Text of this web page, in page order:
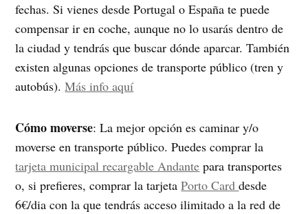
fechas. Si vienes desde Portugal o España te puede
compensar ir en coche, aunque no lo usarás dentro de
la ciudad y tendrás que buscar dónde aparcar. También
existen algunas opciones de transporte público (tren y
autobús).Más info aquí
Cómo moverse: La mejor opción es caminar y/o
moverse en transporte público. Puedes comprar la
tarjeta municipal recargable Andante para transportes
o, si prefieres, comprar la tarjetaPorto Carddesde
6€/dia con la que tendrás acceso ilimitado a la red de